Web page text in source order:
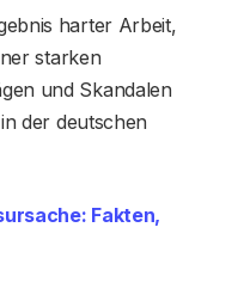
harter Arbeit,
starken
und Skandalen
der deutschen
Fakten,